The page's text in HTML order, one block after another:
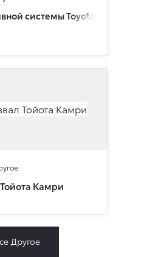
системы Toyota
Камри
Другое